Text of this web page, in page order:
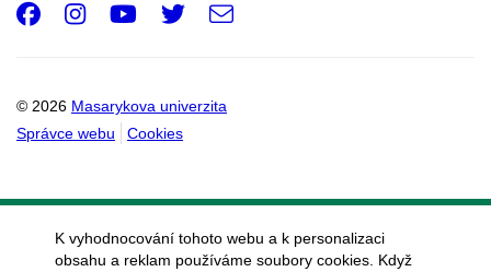
© 2026 Masarykova univerzita
Správce webu
Cookies
Facebook
Instagram
Youtube
Twitter
e-
K vyhodnocování tohoto webu a k personalizaci
obsahu a reklam používáme soubory cookies. Když